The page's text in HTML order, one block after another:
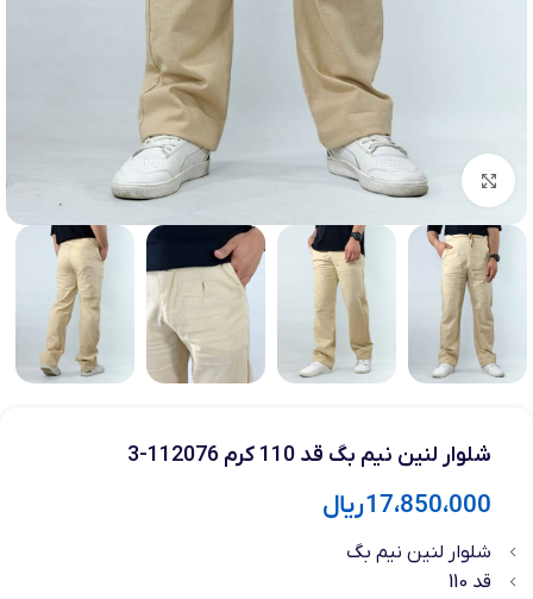
بزرگنمایی تصویر
شلوار لنین نیم بگ قد 110 کرم 112076-3
17،850،000ریال
شلوار لنین نیم بگ
قد 110